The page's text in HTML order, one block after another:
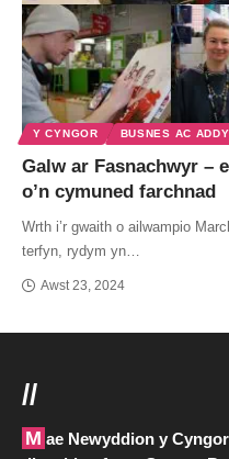
Y CYNGOR BUSNES AC
Galw ar Fasnachwyr –
o’n cymuned farchnad
Wrth i’r gwaith o ailwampio
terfyn, rydym yn…
Awst 23, 2024
//
Mae Newyddion y Cyngor yn darparu’r holl newyddion